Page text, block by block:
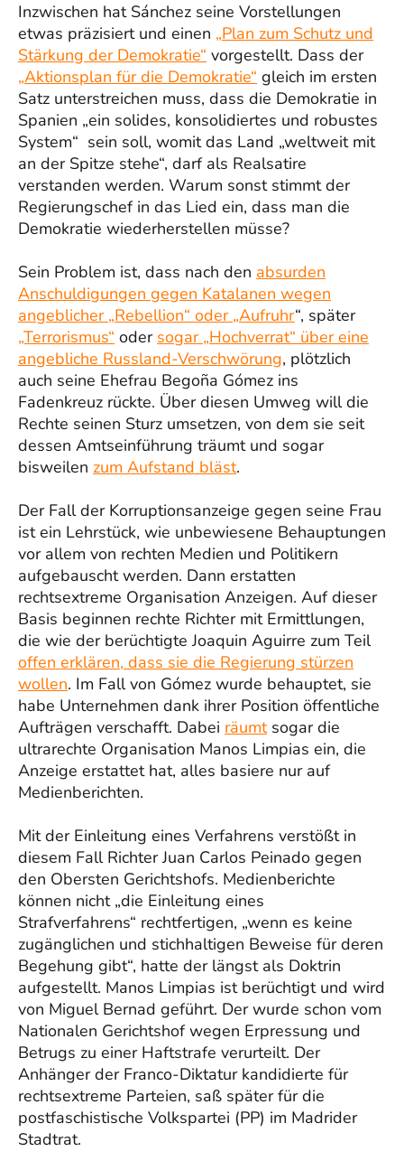
Inzwischen hat Sánchez seine Vorstellungen
etwas präzisiert und einen „Plan zum Schutz und
Stärkung der Demokratie“ vorgestellt. Dass der
„Aktionsplan für die Demokratie“ gleich im ersten
Satz unterstreichen muss, dass die Demokratie in
Spanien „ein solides, konsolidiertes und robustes
System“ sein soll, womit das Land „weltweit mit
an der Spitze stehe“, darf als Realsatire
verstanden werden. Warum sonst stimmt der
Regierungschef in das Lied ein, dass man die
Demokratie wiederherstellen müsse?
Sein Problem ist, dass nach den absurden
Anschuldigungen gegen Katalanen wegen
angeblicher „Rebellion“ oder „Aufruhr“, später
„Terrorismus“ oder sogar „Hochverrat“ über eine
angebliche Russland-Verschwörung, plötzlich
auch seine Ehefrau Begoña Gómez ins
Fadenkreuz rückte. Über diesen Umweg will die
Rechte seinen Sturz umsetzen, von dem sie seit
dessen Amtseinführung träumt und sogar
bisweilen zum Aufstand bläst.
Der Fall der Korruptionsanzeige gegen seine Frau
ist ein Lehrstück, wie unbewiesene Behauptungen
vor allem von rechten Medien und Politikern
aufgebauscht werden. Dann erstatten
rechtsextreme Organisation Anzeigen. Auf dieser
Basis beginnen rechte Richter mit Ermittlungen,
die wie der berüchtigte Joaquin Aguirre zum Teil
offen erklären, dass sie die Regierung stürzen
wollen. Im Fall von Gómez wurde behauptet, sie
habe Unternehmen dank ihrer Position öffentliche
Aufträgen verschafft. Dabei räumtsogar die
ultrarechte Organisation Manos Limpias ein, die
Anzeige erstattet hat, alles basiere nur auf
Medienberichten.
Mit der Einleitung eines Verfahrens verstößt in
diesem Fall Richter Juan Carlos Peinado gegen
den Obersten Gerichtshofs. Medienberichte
können nicht „die Einleitung eines
Strafverfahrens“ rechtfertigen, „wenn es keine
zugänglichen und stichhaltigen Beweise für deren
Begehung gibt“, hatte der längst als Doktrin
aufgestellt. Manos Limpias ist berüchtigt und wird
von Miguel Bernad geführt. Der wurde schon vom
Nationalen Gerichtshof wegen Erpressung und
Betrugs zu einer Haftstrafe verurteilt. Der
Anhänger der Franco-Diktatur kandidierte für
rechtsextreme Parteien, saß später für die
postfaschistische Volkspartei (PP) im Madrider
Stadtrat.